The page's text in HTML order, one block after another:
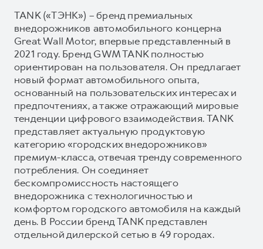
TANK («ТЭНК») – бренд премиальных
внедорожников автомобильного концерна
Great Wall Motor, впервые представленный в
2021 году. Бренд GWM TANK полностью
ориентирован на пользователя. Он предлагает
новый формат автомобильного опыта,
основанный на пользовательских интересах и
предпочтениях, а также отражающий мировые
тенденции цифрового взаимодействия. TANK
представляет актуальную продуктовую
категорию «городских внедорожников»
премиум-класса, отвечая тренду современного
потребления. Он соединяет
бескомпромиссность настоящего
внедорожника с технологичностью и
комфортом городского автомобиля на каждый
день. В России бренд TANK представлен
отдельной дилерской сетью в 49 городах.